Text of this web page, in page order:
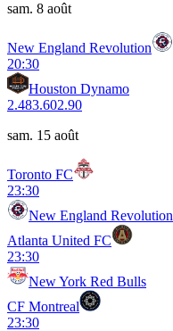
sam. 8 août
New England Revolution
20:30
Houston Dynamo
2.483.602.90
sam. 15 août
Toronto FC
23:30
New England Revolution
Atlanta United FC
23:30
New York Red Bulls
CF Montreal
23:30